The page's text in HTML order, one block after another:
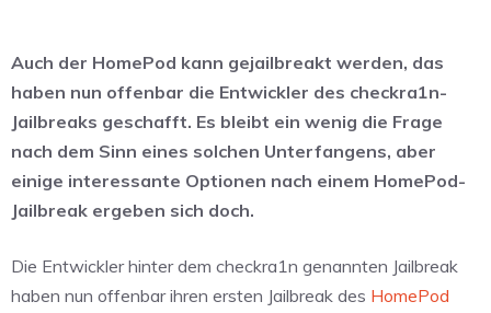
Auch der HomePod kann gejailbreakt werden, das
haben nun offenbar die Entwickler des checkra1n-
Jailbreaks geschafft. Es bleibt ein wenig die Frage
nach dem Sinn eines solchen Unterfangens, aber
einige interessante Optionen nach einem HomePod-
Jailbreak ergeben sich doch.
Die Entwickler hinter dem checkra1n genannten Jailbreak
haben nun offenbar ihren ersten Jailbreak des HomePod